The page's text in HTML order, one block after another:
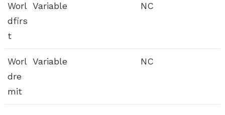
Worl
dfirs
t
Variable NC
Worl
dre
mit
Variable NC